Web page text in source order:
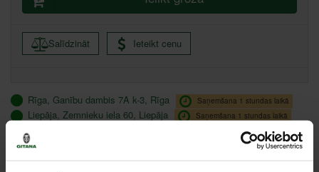
Salīdzināt Ieteikt cenu
Rīga, Ganību dambis 7A k-3, Rīga Saņemšana 1 stundas laikā
Liepāja, Zemnieku iela 60, Liepāja Saņemšana 1 stundas laikā
Saņemšana 1 stundas laikā
Centrālā noliktava, (uzzināt vairāk šeit, )
Citas noliktavas, (uzzināt vairāk šeit, )